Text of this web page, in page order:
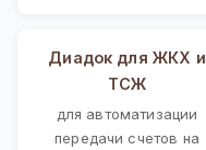
Диадок для ЖКХ и
ТСЖ
для автоматизации
передачи счетов на